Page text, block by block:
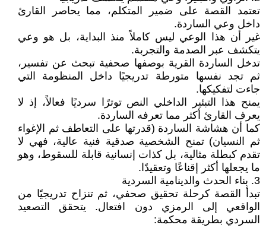
تعتمد القصة على ضمير المتكلم، مما يحاصر القارئ
داخل وعي الساردة.
غير أن هذا الوعي ليس كاملاً منذ البداية، بل هو وعي
يتكشف عبر الصدمة والتجربة.
تدخل الساردة القرية بوصفها صحفية تبحث عن تفسير،
ثم تجد نفسها متورطة تدريجيًا داخل المنظومة التي
جاءت لتفكيكها.
يمنح هذا التبئير الداخلي النص توترًا سرديًا فعالاً، إذ لا
يعرف القارئ أكثر مما تعرفه الساردة.
كما أن هشاشة الساردة (قدرتها على التعاطف ثم الإغواء
ثم النسيان) تمنح الشخصية صدقية فنية عالية، فهي لا
تقدم كبطلة مثالية، بل كذات إنسانية قابلة للسقوط، وهو
ما يجعلها أكثر إقناعًا وتعقيدًا.
3. بناء الحدث والدينامية السردية
تبدأ القصة كرحلة تحقيق صحفي، ثم تنزاح تدريجيًا من
الواقعي إلى الرمزي دون افتعال. يتحقق التصعيد
السردي بطريقة محكمة: